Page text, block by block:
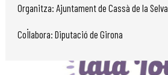
Organitza: Ajuntament de Cassà de la Selva
Col·labora: Diputació de Girona